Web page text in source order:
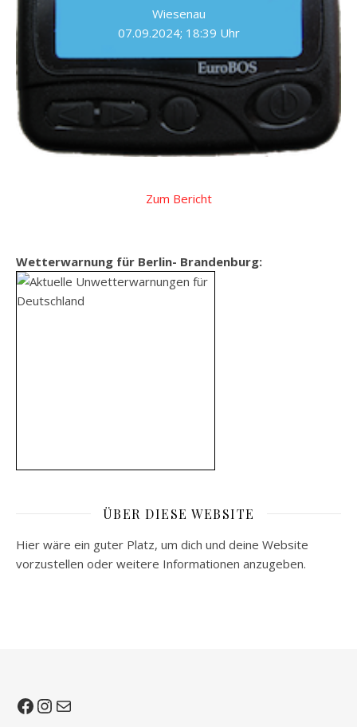
Wiesenau
07.09.2024; 18:39 Uhr
Zum Bericht
Wetterwarnung für Berlin- Brandenburg:
ÜBER DIESE WEBSITE
Hier wäre ein guter Platz, um dich und deine Website
vorzustellen oder weitere Informationen anzugeben.
Facebook
Instagram
E-Mail